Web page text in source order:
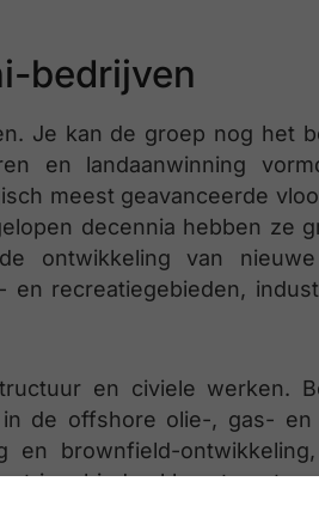
bedrijven
Je kan de groep nog het
en landaanwinning
meest geavanceerde
decennia hebben ze
ontwikkeling van
en recreatiegebieden,
en civiele werken.
de offshore olie-, gas-
en brownfield-
klaarstoomt